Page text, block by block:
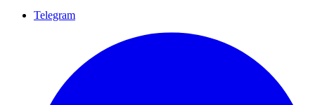
Telegram